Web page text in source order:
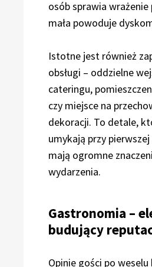
osób sprawia
mała powoduje
Istotne jest również
obsługi – oddzielne
cateringu,
czy miejsce na
dekoracji. To detale,
umykają przy pierwszej
mają ogromne
wydarzenia.
Gastronomia –
budujący
Opinie gości po